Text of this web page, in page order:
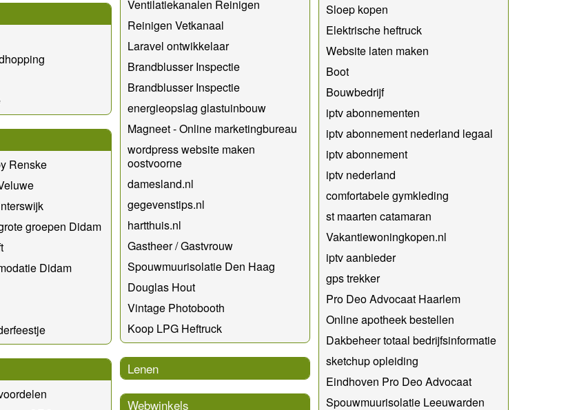
Renske
groepen Didam
Didam
Ventilatiekanalen Reinigen
Reinigen Vetkanaal
Laravel ontwikkelaar
Brandblusser Inspectie
Brandblusser Inspectie
energieopslag glastuinbouw
Magneet - Online marketingbureau
wordpress website maken
oostvoorne
damesland.nl
gegevenstips.nl
hartthuis.nl
Gastheer / Gastvrouw
Spouwmuurisolatie Den Haag
Douglas Hout
Vintage Photobooth
Koop LPG Heftruck
Lenen
Webwinkels
Sloep kopen
Elektrische heftruck
Website laten maken
Boot
Bouwbedrijf
iptv abonnementen
iptv abonnement nederland legaal​
iptv abonnement
iptv nederland
comfortabele gymkleding
st maarten catamaran
Vakantiewoningkopen.nl
iptv aanbieder
gps trekker
Pro Deo Advocaat Haarlem
Online apotheek bestellen
Dakbeheer totaal bedrijfsinformatie
sketchup opleiding
Eindhoven Pro Deo Advocaat
Spouwmuurisolatie Leeuwarden